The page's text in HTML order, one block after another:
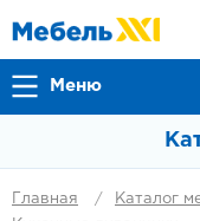
Меню
Главная Каталог